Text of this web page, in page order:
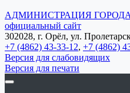
АДМИНИСТРАЦИЯ
официальный сайт
302028, г. Орёл, ул.
+7 (4862) 43-33-12, +7 (4862)
Версия для слабовидящих
Версия для печати